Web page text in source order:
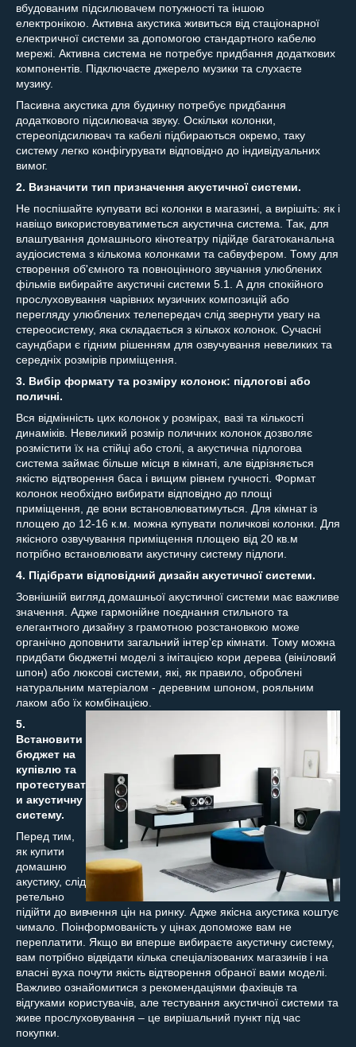
вбудованим підсилювачем потужності та іншою
електронікою. Активна акустика живиться від стаціонарної
електричної системи за допомогою стандартного кабелю
мережі. Активна система не потребує придбання додаткових
компонентів. Підключаєте джерело музики та слухаєте
музику.
Пасивна акустика для будинку потребує придбання
додаткового підсилювача звуку. Оскільки колонки,
стереопідсилювач та кабелі підбираються окремо, таку
систему легко конфігурувати відповідно до індивідуальних
вимог.
2. Визначити тип призначення акустичної системи.
Не поспішайте купувати всі колонки в магазині, а вирішіть: як і
навіщо використовуватиметься акустична система. Так, для
влаштування домашнього кінотеатру підійде багатоканальна
аудіосистема з кількома колонками та сабвуфером. Тому для
створення об'ємного та повноцінного звучання улюблених
фільмів вибирайте акустичні системи 5.1. А для спокійного
прослуховування чарівних музичних композицій або
перегляду улюблених телепередач слід звернути увагу на
стереосистему, яка складається з кількох колонок. Сучасні
саундбари є гідним рішенням для озвучування невеликих та
середніх розмірів приміщення.
3. Вибір формату та розміру колонок: підлогові або
поличні.
Вся відмінність цих колонок у розмірах, вазі та кількості
динаміків. Невеликий розмір поличних колонок дозволяє
розмістити їх на стійці або столі, а акустична підлогова
система займає більше місця в кімнаті, але відрізняється
якістю відтворення баса і вищим рівнем гучності. Формат
колонок необхідно вибирати відповідно до площі
приміщення, де вони встановлюватимуться. Для кімнат із
площею до 12-16 к.м. можна купувати поличкові колонки. Для
якісного озвучування приміщення площею від 20 кв.м
потрібно встановлювати акустичну систему підлоги.
4. Підібрати відповідний дизайн акустичної системи.
Зовнішній вигляд домашньої акустичної системи має важливе
значення. Адже гармонійне поєднання стильного та
елегантного дизайну з грамотною розстановкою може
органічно доповнити загальний інтер'єр кімнати. Тому можна
придбати бюджетні моделі з імітацією кори дерева (вініловий
шпон) або люксові системи, які, як правило, оброблені
натуральним матеріалом - деревним шпоном, рояльним
лаком або їх комбінацією.
5.
Встановити
бюджет на
купівлю та
протестуват
и акустичну
систему.
Перед тим,
як купити
домашню
акустику, слід
ретельно
підійти до вивчення цін на ринку. Адже якісна акустика коштує
чимало. Поінформованість у цінах допоможе вам не
переплатити. Якщо ви вперше вибираєте акустичну систему,
вам потрібно відвідати кілька спеціалізованих магазинів і на
власні вуха почути якість відтворення обраної вами моделі.
Важливо ознайомитися з рекомендаціями фахівців та
відгуками користувачів, але тестування акустичної системи та
живе прослуховування – це вирішальний пункт під час
покупки.